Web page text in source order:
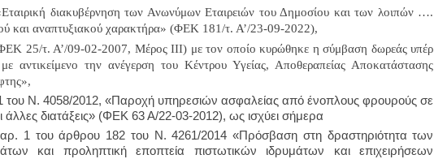
διακυβέρνηση των Ανωνύμων Εταιρειών του Δημοσίου και των λοιπών ….
και αναπτυξιακού χαρακτήρα» (ΦΕΚ 181/τ. Α’/23-09-2022),
25/τ. Α’/09-02-2007, Μέρος ΙΙΙ) με τον οποίο κυρώθηκε η σύμβαση δωρεάς υπέρ
την ανέγερση του Κέντρου Υγείας, Αποθεραπείας Αποκατάστασης
του Ν. 4058/2012, «Παροχή υπηρεσιών ασφαλείας από ένοπλους φρουρούς σε
άλλες διατάξεις» (ΦΕΚ 63 Α/22-03-2012), ως ισχύει σήμερα
παρ. 1 του άρθρου 182 του Ν. 4261/2014 «Πρόσβαση στη δραστηριότητα των
και προληπτική εποπτεία πιστωτικών ιδρυμάτων και επιχειρήσεων